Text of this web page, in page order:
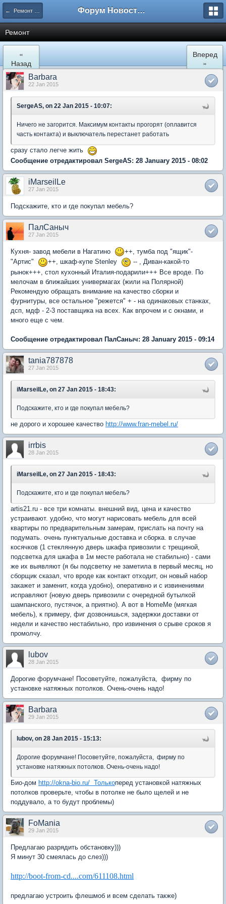
← Ремонт и обустройство Форум Новостройки
Ремонт
«
Назад
Вперед
»
Barbara
22 Jan 2015
SergeAS, on 22 Jan 2015 - 10:07:
Ничего не загорится. Максимум контакты прогорят (оплавится
часть контакта) и выключатель перестанет работать
сразу стало легче жить
Сообщение отредактировал SergeAS: 28 January 2015 - 08:02
iMarseilLe
27 Jan 2015
Подскажите, кто и где покупал мебель?
ПалСаныч
27 Jan 2015
Кухня- завод мебели в Нагатино
++, тумба под "ящик"-
"Артис"
++, шкаф-купе Stenley
-- , Диван-какой-то
рынок+++, стол кухонный Италия-подарили+++ Все вроде. По
мелочам в ближайших универмагах (жили на Полярной)
Рекомендую обращать внимание на качество сборки и
фурнитуры, все остальное "режется" + - на одинаковых станках,
дсп, мдф - 2-3 поставщика на всех. Как впрочем и с окнами, и
много еще с чем.
Сообщение отредактировал ПалСаныч: 28 January 2015 - 09:14
tania787878
27 Jan 2015
iMarseilLe, on 27 Jan 2015 - 18:43:
Подскажите, кто и где покупал мебель?
не дорого и хорошее качество http://www.fran-mebel.ru/
irrbis
28 Jan 2015
iMarseilLe, on 27 Jan 2015 - 18:43:
Подскажите, кто и где покупал мебель?
artis21.ru - все три комнаты. внешний вид, цена и качество
устраивают. удобно, что могут нарисовать мебель для всей
квартиры по предварительным замерам, прислать на почту на
подумать. очень пунктуальные доставка и сборка. в случае
косячков (1 стеклянную дверь шкафа привозили с трещиной,
подсветка для шкафа в 1м месте работала не стабильно) - сами
же их выявляют (я бы подсветку не заметила в первый месяц, но
сборщик сказал, что вроде как контакт отходит, он новый набор
закажет и заменит, когда удобно), оперативно и с извинениями
исправляют (новую дверь привозили с очередной бутылкой
шампанского, пустячок, а приятно). А вот в HomeMe (мягкая
мебель), к примеру, фиг дозвонишься, задержки доставки от
недели и качество нестабильно, про извинения о срыве сроков я
промолчу.
lubov
28 Jan 2015
Дорогие форумчане! Посоветуйте, пожалуйста, фирму по
установке натяжных потолков. Очень-очень надо!
Barbara
29 Jan 2015
lubov, on 28 Jan 2015 - 15:13:
Дорогие форумчане! Посоветуйте, пожалуйста, фирму по
установке натяжных потолков. Очень-очень надо!
Био-дом http://okna-bio.ru/ Толькоперед установкой натяжных
потолков проверьте, чтобы в потолке не было щелей и не
поддувало, а то будут проблемы)
FoMania
29 Jan 2015
Предлагаю разрядить обстановку)))
Я минут 30 смеялась до слез)))
http://boot-from-cd....com/611108.html
предлагаю устроить флешмоб и всем сделать также)